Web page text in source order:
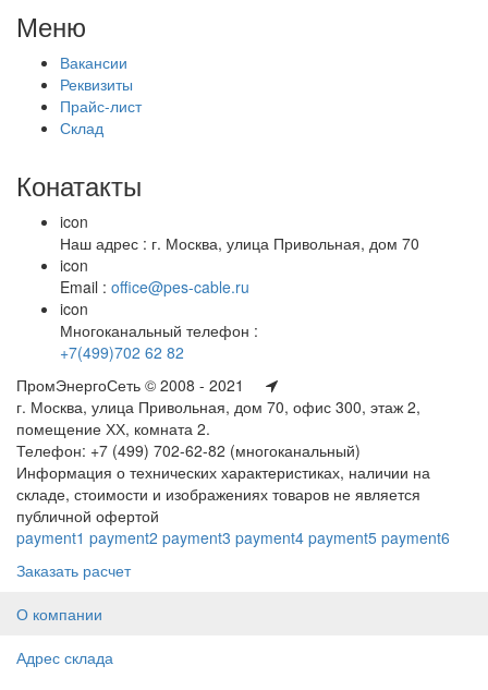
Меню
Вакансии
Реквизиты
Прайс-лист
Склад
Конатакты
icon
Наш адрес : г. Москва, улица Привольная, дом 70
icon
Email : office@pes-cable.ru
icon
Многоканальный телефон :
+7(499)702 62 82
ПромЭнергоСеть © 2008 - 2021
г. Москва, улица Привольная, дом 70, офис 300, этаж 2,
помещение ХХ, комната 2.
Телефон: +7 (499) 702-62-82 (многоканальный)
Информация о технических характеристиках, наличии на
складе, стоимости и изображениях товаров не является
публичной офертой
payment1 payment2 payment3 payment4 payment5 payment6
Заказать расчет
О компании
Адрес склада